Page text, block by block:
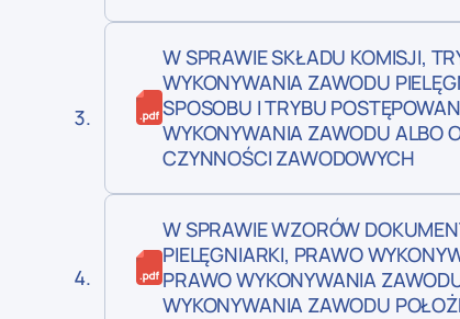
W SPRAWIE SKŁADU KOMISJI,
WYKONYWANIA ZAWODU
SPOSOBU I TRYBU
WYKONYWANIA ZAWODU ALBO
CZYNNOŚCI ZAWODOWYCH
W SPRAWIE WZORÓW
PIELĘGNIARKI, PRAWO
PRAWO WYKONYWANIA
WYKONYWANIA ZAWODU